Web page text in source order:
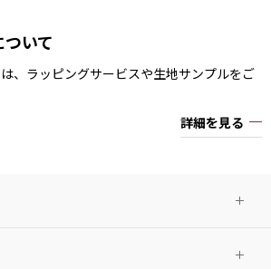
いて
、ラッピングサービスや生地サンプルをご
詳細を見る